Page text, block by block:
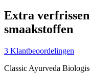
Extra
smaakstoffen
3 Klantbeoordelingen
Classic Ayurveda